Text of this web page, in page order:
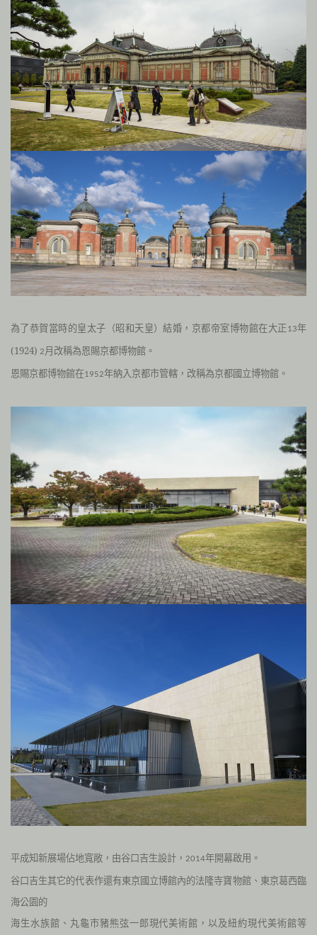
為了恭賀當時的皇太子（昭和天皇）結婚，京都帝室博物館在大正 13年
(1924) 2月改稱為恩賜京都博物館。
恩賜京都博物館在1952年納入京都市管轄，改稱為京都國立博物館。
平成知新展場佔地寬敞，由谷口吉生設計， 2014年開幕啟用。
谷口吉生其它的代表作還有東京國立博館內的法隆寺寶物館、東京葛西臨
海公園的
海生水族館、丸龜市豬熊弦一郎現代美術館，以及紐約現代美術館等